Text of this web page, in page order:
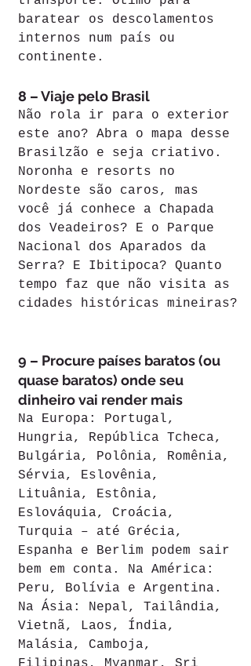
baratear os descolamentos
internos num país ou
continente.
8 – Viaje pelo Brasil
Não rola ir para o exterior
este ano? Abra o mapa desse
Brasilzão e seja criativo.
Noronha e resorts no
Nordeste são caros, mas
você já conhece a Chapada
dos Veadeiros? E o Parque
Nacional dos Aparados da
Serra? E Ibitipoca? Quanto
tempo faz que não visita as
cidades históricas mineiras?
9 – Procure países baratos (ou
quase baratos) onde seu
dinheiro vai render mais
Na Europa: Portugal,
Hungria, República Tcheca,
Bulgária, Polônia, Romênia,
Sérvia, Eslovênia,
Lituânia, Estônia,
Eslováquia, Croácia,
Turquia – até Grécia,
Espanha e Berlim podem sair
bem em conta. Na América:
Peru, Bolívia e Argentina.
Na Ásia: Nepal, Tailândia,
Vietnã, Laos, Índia,
Malásia, Camboja,